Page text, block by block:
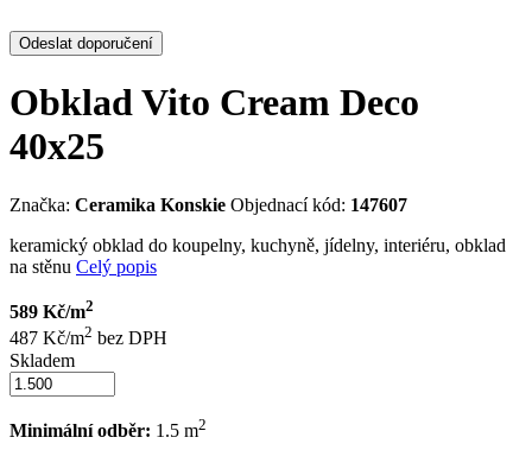
Odeslat doporučení
Obklad Vito Cream Deco
40x25
Značka: Ceramika Konskie Objednací kód: 147607
keramický obklad do koupelny, kuchyně, jídelny, interiéru, obklad
na stěnu Celý popis
589 Kč/m2
487 Kč/m2 bez DPH
Skladem
Minimální odběr: 1.5 m2